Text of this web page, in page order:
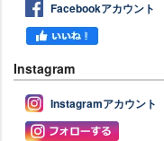
Facebookアカウント
Instagram
Instagramアカウント